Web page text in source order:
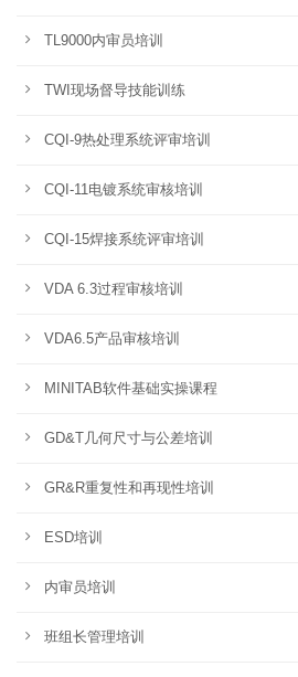
TL9000内审员培训
TWI现场督导技能训练
CQI-9热处理系统评审培训
CQI-11电镀系统审核培训
CQI-15焊接系统评审培训
VDA 6.3过程审核培训
VDA6.5产品审核培训
MINITAB软件基础实操课程
GD&T几何尺寸与公差培训
GR&R重复性和再现性培训
ESD培训
内审员培训
班组长管理培训